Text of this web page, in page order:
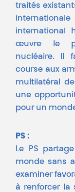
traités
international
œuvre le
nucléaire. Il
course aux
multilatéral
une
pour un
PS :
Le PS
monde sans
examiner
à renforcer la